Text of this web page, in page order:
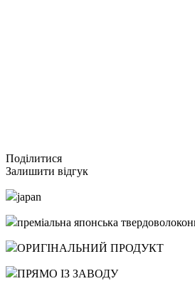
Подiлитися
Залишити відгук
japan
преміальна японська
ОРИГІНАЛЬНИЙ ПРОДУКТ
ПРЯМО ІЗ ЗАВОДУ